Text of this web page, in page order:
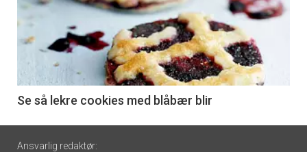
akkurat
nå
6
Se så lekre cookies med blåbær blir
Footer
Ansvarlig redaktør: